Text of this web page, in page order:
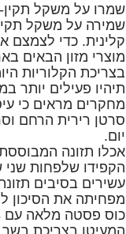
שמרו על משקל תקין-
שמירה על משקל תקין
קלינית. כדי לצמצם
מוצרי מזון הבאים
בצריכת הקלוריות היומית
תיהיו פעילים יותר
מחקרים מראים כי
יום.
אכלו תזונה
הקפידו שלפחות שני
מפחיתה את הסיכון
כוס פסטה מלאה עם 2/3 כוס של פרחי ברוקולי.
המעיטו בצריכת